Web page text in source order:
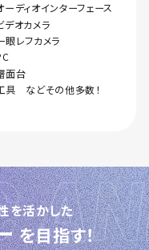
ーディオインターフェース
デオカメラ
眼レフカメラ
面台
具 などその他多数！
を活かした
を目指す！